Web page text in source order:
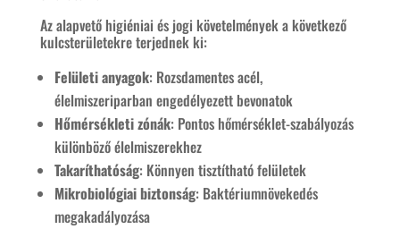
Az alapvető higiéniai és jogi követelmények a következő
kulcsterületekre terjednek ki:
Felületi anyagok: Rozsdamentes acél,
élelmiszeriparban engedélyezett bevonatok
Hőmérsékleti zónák: Pontos hőmérséklet-szabályozás
különböző élelmiszerekhez
Takaríthatóság: Könnyen tisztítható felületek
Mikrobiológiai biztonság: Baktériumnövekedés
megakadályozása